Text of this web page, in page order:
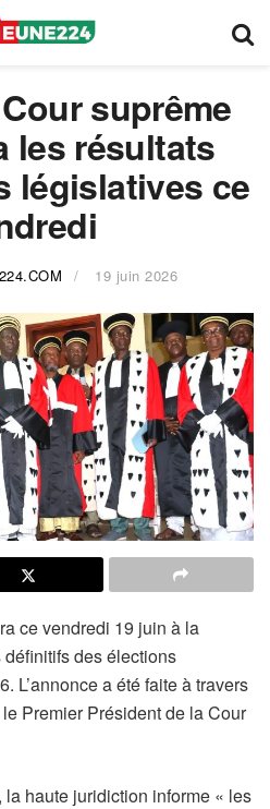
suprême
les résultats
législatives ce
19 juin 2026
ce vendredi 19 juin à la
des élections
L’annonce a été faite à travers
Premier Président de la Cour
haute juridiction informe « les